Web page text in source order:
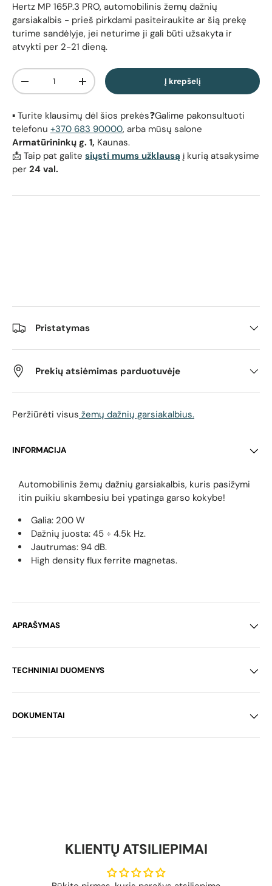
Hertz MP 165P.3 PRO, automobilinis žemų dažnių
garsiakalbis - prieš pirkdami pasiteiraukite ar šią prekę
turime sandėlyje, jei neturime ji gali būti užsakyta ir
atvykti per 2-21 dieną.
Kiekis
Sumažinti kiekįPadidinti kiekį Į krepšelį
▪️ Turite klausimų dėl šios prekės❓Galime pakonsultuoti
telefonu +370 683 90000, arba mūsų salone
Armatūrininkų g. 1, Kaunas.
📩 Taip pat galite siųsti mums užklausą į kurią atsakysime
per 24 val.
Pristatymas
Prekių atsiėmimas parduotuvėje
Peržiūrėti visus žemų dažnių garsiakalbius.
INFORMACIJA
Automobilinis žemų dažnių garsiakalbis, kuris pasižymi
itin puikiu skambesiu bei ypatinga garso kokybe!
Galia: 200 W
Dažnių juosta: 45 ÷ 4.5k Hz.
Jautrumas: 94 dB.
High density flux ferrite magnetas.
APRAŠYMAS
TECHNINIAI DUOMENYS
DOKUMENTAI
KLIENTŲ ATSILIEPIMAI